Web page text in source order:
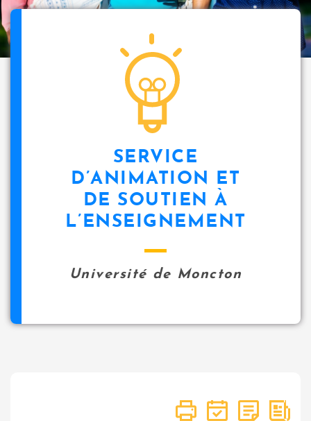
SERVICE
D’ANIMATION ET
DE SOUTIEN À
L’ENSEIGNEMENT
Université de Moncton